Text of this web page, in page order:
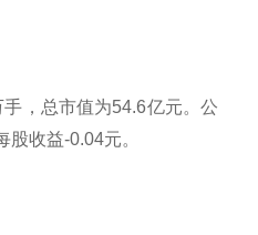
，总市值为54.6亿元。公
收益-0.04元。